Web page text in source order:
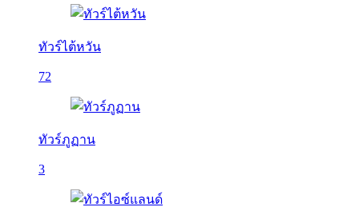
ทัวร์ไต้หวัน
72
ทัวร์ภูฏาน
3